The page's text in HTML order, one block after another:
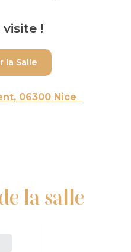
!
la Salle
06300 Nice
la salle